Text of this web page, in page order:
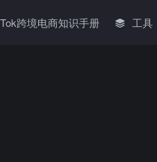
跨境电商知识手册 工具